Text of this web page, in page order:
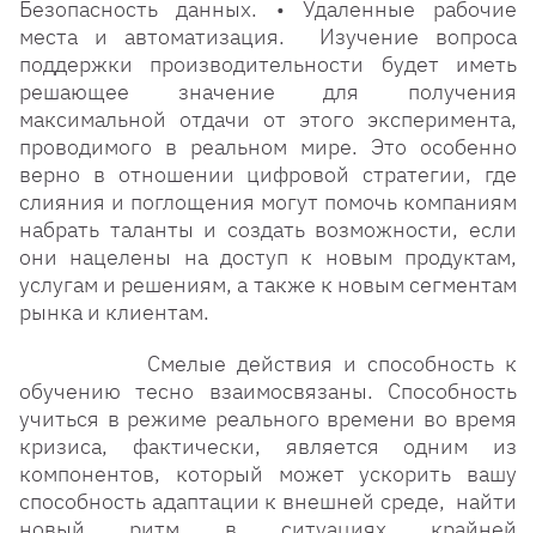
Безопасность данных. • Удаленные рабочие
места и автоматизация. Изучение вопроса
поддержки производительности будет иметь
решающее значение для получения
максимальной отдачи от этого эксперимента,
проводимого в реальном мире. Это особенно
верно в отношении цифровой стратегии, где
слияния и поглощения могут помочь компаниям
набрать таланты и создать возможности, если
они нацелены на доступ к новым продуктам,
услугам и решениям, а также к новым сегментам
рынка и клиентам.
Смелые действия и способность к
обучению тесно взаимосвязаны. Способность
учиться в режиме реального времени во время
кризиса, фактически, является одним из
компонентов, который может ускорить вашу
способность адаптации к внешней среде, найти